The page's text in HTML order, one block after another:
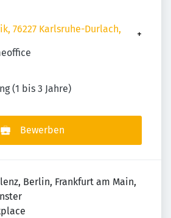
76227 Karlsruhe-Durlach,
+
(1 bis 3 Jahre)
Bewerben
Berlin, Frankfurt am Main,